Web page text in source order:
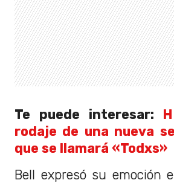
Te puede interesar:
rodaje de una nueva
que se llamará «Todxs»
Bell expresó su emoción